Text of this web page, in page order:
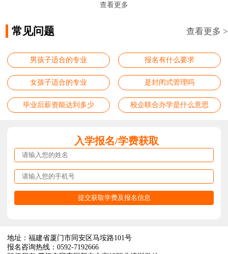
查看更多
常见问题 查看更多 >
男孩子适合的专业 报名有什么要求
女孩子适合的专业 是封闭式管理吗
毕业后薪资能达到多少 校企联合办学是什么意思
入学报名/学费获取
地址：福建省厦门市同安区马垵路101号
报名咨询热线：0592-7192666